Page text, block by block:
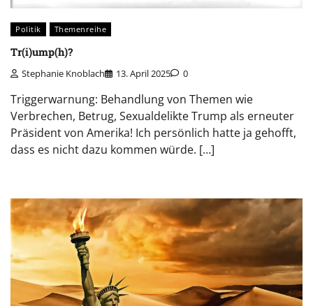
Politik Themenreihe
Tr(i)ump(h)?
Stephanie Knoblach 13. April 2025 0
Triggerwarnung: Behandlung von Themen wie
Verbrechen, Betrug, Sexualdelikte Trump als erneuter
Präsident von Amerika! Ich persönlich hatte ja gehofft,
dass es nicht dazu kommen würde. […]